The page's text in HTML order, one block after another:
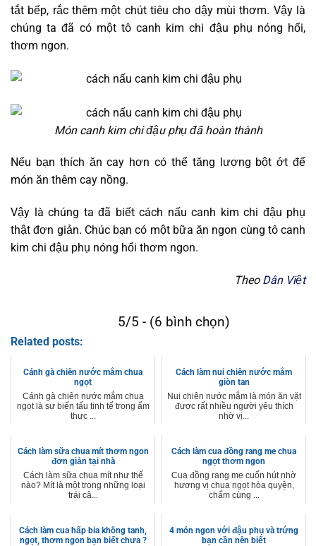
tắt bếp, rắc thêm một chút tiêu cho dậy mùi thơm. Vậy là
chúng ta đã có một tô canh kim chi đậu phụ nóng hổi,
thơm ngon.
Món canh kim chi đậu phụ đã hoàn thành
Nếu bạn thích ăn cay hơn có thể tăng lượng bột ớt để
món ăn thêm cay nồng.
Vậy là chúng ta đã biết cách nấu canh kim chi đậu phụ
thật đơn giản. Chúc bạn có một bữa ăn ngon cùng tô canh
kim chi đậu phụ nóng hổi thơm ngon.
Theo Dân Việt
5/5 - (6 bình chọn)
Related posts:
Cánh gà chiên nước mắm chua
ngọt
Cánh gà chiên nước mắm chua
ngọt là sự biến tấu tinh tế trong ẩm
thực ...
Cách làm nui chiên nước mắm
giòn tan
Nui chiên nước mắm là món ăn vặt
được rất nhiều người yêu thích
nhờ vị...
Cách làm sữa chua mít thơm ngon
đơn giản tại nhà
Cách làm sữa chua mít như thế
nào? Mít là một trong những loại
trái câ...
Cách làm cua đồng rang me chua
ngọt thơm ngon
Cua đồng rang me cuốn hút nhờ
hương vị chua ngọt hòa quyện,
chấm cùng ...
Cách làm cua hấp bia không tanh,
ngọt, thơm ngon bạn biết chưa ?
4 món ngon với đậu phụ và trứng
bạn cần nên biết